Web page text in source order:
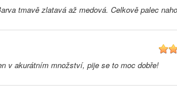
tmavě zlatavá až medová. Celkově palec
v akurátním množství, pije se to moc dobře!